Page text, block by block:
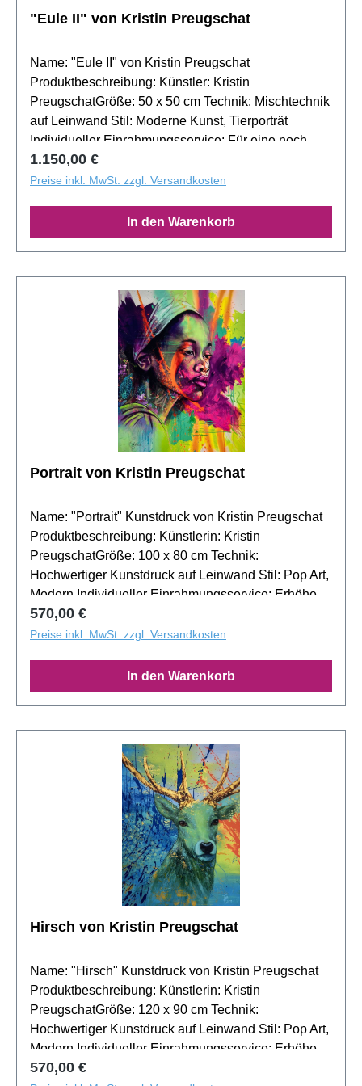
"Eule II" von Kristin Preugschat
Name: "Eule II" von Kristin Preugschat
Produktbeschreibung: Künstler: Kristin
PreugschatGröße: 50 x 50 cm Technik: Mischtechnik
auf Leinwand Stil: Moderne Kunst, Tierporträt
Individueller Einrahmungsservice: Für eine noch
intensivere Ausdruckskraft von "Eule II" bietet sich
die Möglichkeit von individuell ausgewählten
beratend zur Seite, um das Kunstwerk optimal zur
Geltung zu bringen. Exklusiver Fotomontage-
Service: Erleben Sie "Eule II" in Ihrem persönlichen
Umfeld mit unserem speziellen Fotomontage-
Service. Wir helfen Ihnen dabei, das Gemälde
virtuell in Ihren Raum einzufügen und so die perfekte
Platzierung zu identifizieren.
Regulärer Preis:
1.150,00 €
Preise inkl. MwSt. zzgl. Versandkosten
In den Warenkorb
Portrait von Kristin Preugschat
Name: "Portrait" Kunstdruck von Kristin Preugschat
Produktbeschreibung: Künstlerin: Kristin
PreugschatGröße: 100 x 80 cm Technik:
Hochwertiger Kunstdruck auf Leinwand Stil: Pop Art,
Modern Individueller Einrahmungsservice: Erhöhen
Sie die Wirkung von "Portrait" mit einem
maßgeschneiderten Rahmen, der die lebhaften
Sie gerne, um eine passende Einrahmung für Ihre
Wand zu finden. Exklusiver Fotomontage-Service:
Stellen Sie sich "Portrait" in Ihrem Wohn- oder
Arbeitsbereich vor mit unserem Fotomontage-
Service. Kontaktieren Sie uns, um dieses Kunstwerk
in Ihrer Umgebung zu visualisieren.
Regulärer Preis:
570,00 €
Preise inkl. MwSt. zzgl. Versandkosten
In den Warenkorb
Hirsch von Kristin Preugschat
Name: "Hirsch" Kunstdruck von Kristin Preugschat
Produktbeschreibung: Künstlerin: Kristin
PreugschatGröße: 120 x 90 cm Technik:
Hochwertiger Kunstdruck auf Leinwand Stil: Pop Art,
Modern Individueller Einrahmungsservice: Erhöhen
Sie die Wirkung von "Hirsch" mit einem
Regulärer Preis:
570,00 €